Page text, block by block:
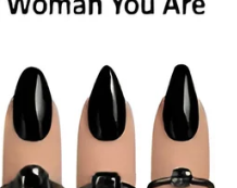
više opuštanja i mnogo
ne možete promijeniti.
bi vam